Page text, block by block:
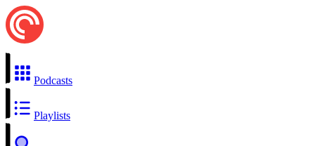
Podcasts
Playlists